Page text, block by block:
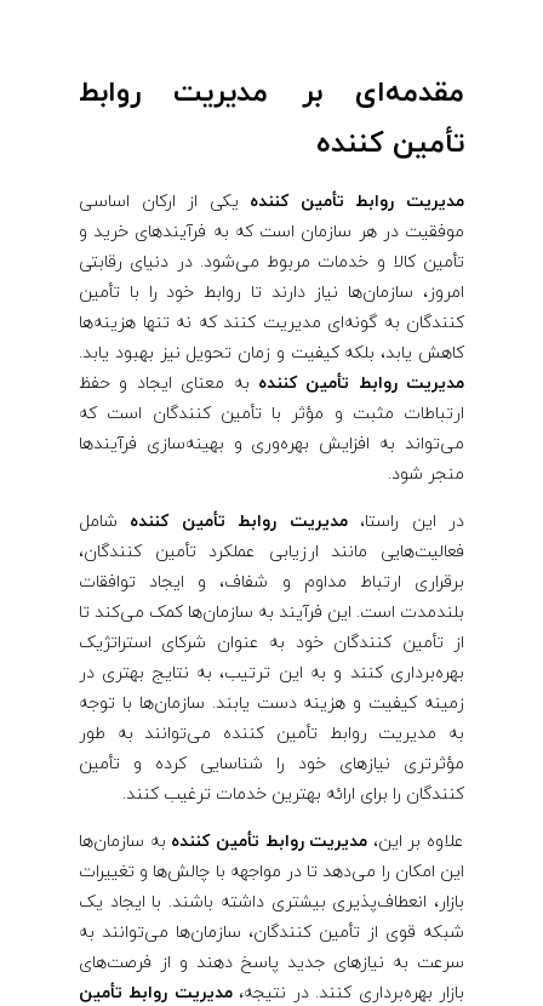
مقدمه‌ای بر مدیریت روابط
تأمین‌ کننده
مدیریت روابط تأمین‌ کننده یکی از ارکان اساسی
موفقیت در هر سازمان است که به فرآیندهای خرید و
تأمین کالا و خدمات مربوط می‌شود. در دنیای رقابتی
امروز، سازمان‌ها نیاز دارند تا روابط خود را با تأمین
‌کنندگان به گونه‌ای مدیریت کنند که نه تنها هزینه‌ها
کاهش یابد، بلکه کیفیت و زمان تحویل نیز بهبود یابد.
مدیریت روابط تأمین‌ کننده به معنای ایجاد و حفظ
ارتباطات مثبت و مؤثر با تأمین ‌کنندگان است که
می‌تواند به افزایش بهره‌وری و بهینه‌سازی فرآیندها
منجر شود.
در این راستا، مدیریت روابط تأمین‌ کننده شامل
فعالیت‌هایی مانند ارزیابی عملکرد تأمین ‌کنندگان،
برقراری ارتباط مداوم و شفاف، و ایجاد توافقات
بلندمدت است. این فرآیند به سازمان‌ها کمک می‌کند تا
از تأمین ‌کنندگان خود به عنوان شرکای استراتژیک
بهره‌برداری کنند و به این ترتیب، به نتایج بهتری در
زمینه کیفیت و هزینه دست یابند. سازمان‌ها با توجه
به مدیریت روابط تأمین‌ کننده می‌توانند به طور
مؤثرتری نیازهای خود را شناسایی کرده و تأمین
‌کنندگان را برای ارائه بهترین خدمات ترغیب کنند.
علاوه بر این، مدیریت روابط تأمین‌ کننده به سازمان‌ها
این امکان را می‌دهد تا در مواجهه با چالش‌ها و تغییرات
بازار، انعطاف‌پذیری بیشتری داشته باشند. با ایجاد یک
شبکه قوی از تأمین ‌کنندگان، سازمان‌ها می‌توانند به
سرعت به نیازهای جدید پاسخ دهند و از فرصت‌های
بازار بهره‌برداری کنند. در نتیجه،مدیریت روابط تأمین‌